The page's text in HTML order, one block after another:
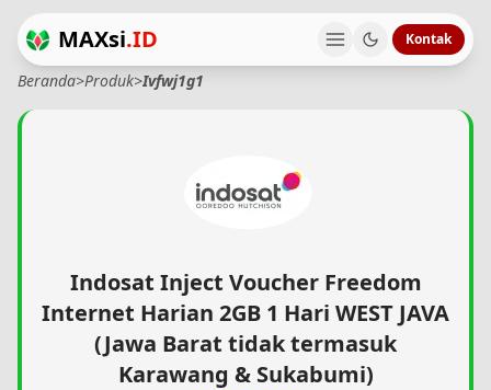
MAXsi.ID Kontak
Beranda>Produk>Ivfwj1g1
Indosat Inject Voucher Freedom
Internet Harian 2GB 1 Hari WEST JAVA
(Jawa Barat tidak termasuk
Karawang & Sukabumi)